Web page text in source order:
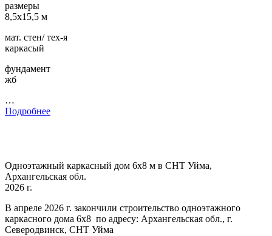
размеры
8,5х15,5 м
мат. стен/ тех-я
каркасый
фундамент
жб
…
Подробнее
Одноэтажный каркасный дом 6х8 м в СНТ Уйма,
Архангельская обл.
2026 г.
В апреле 2026 г. закончили строительство одноэтажного
каркасного дома 6х8 по адресу: Архангельская обл., г.
Северодвинск, СНТ Уйма